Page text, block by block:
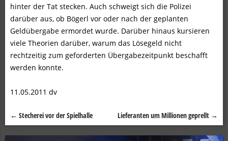
hinter der Tat stecken. Auch schweigt sich die Polizei
darüber aus, ob Bögerl vor oder nach der geplanten
Geldübergabe ermordet wurde. Darüber hinaus kursieren
viele Theorien darüber, warum das Lösegeld nicht
rechtzeitig zum geforderten Übergabezeitpunkt beschafft
werden konnte.
11.05.2011 dv
Beitragsnavigation
← Stecherei vor der Spielhalle Lieferanten um Millionen geprellt →